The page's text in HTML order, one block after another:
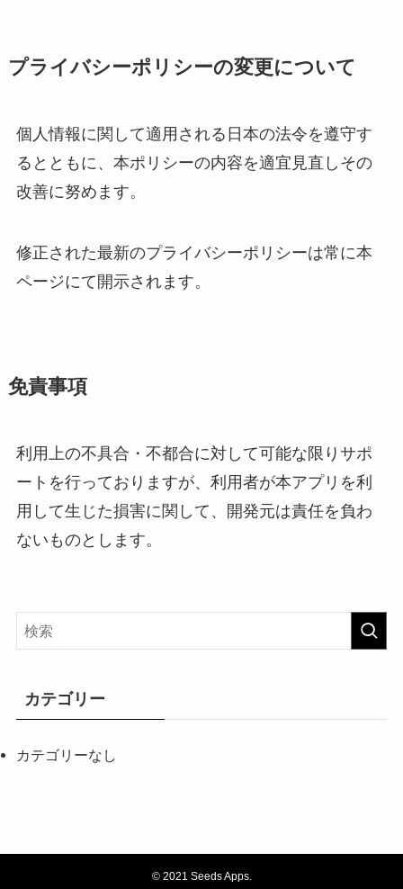
プライバシーポリシーの変更について
個人情報に関して適用される日本の法令を遵守す
るとともに、本ポリシーの内容を適宜見直しその
改善に努めます。
修正された最新のプライバシーポリシーは常に本
ページにて開示されます。
免責事項
利用上の不具合・不都合に対して可能な限りサポ
ートを行っておりますが、利用者が本アプリを利
用して生じた損害に関して、開発元は責任を負わ
ないものとします。
カテゴリー
カテゴリーなし
©2021 Seeds Apps.